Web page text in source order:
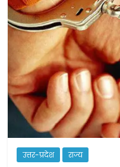
ने कराया पंजीयन:
शराब और पान की
खोलने की मिली
दो हफ्ते के लिए
झारखंड के लिए कोटा
सीएम हेमंत सोरेन
उत्तर-प्रदेश राज्य